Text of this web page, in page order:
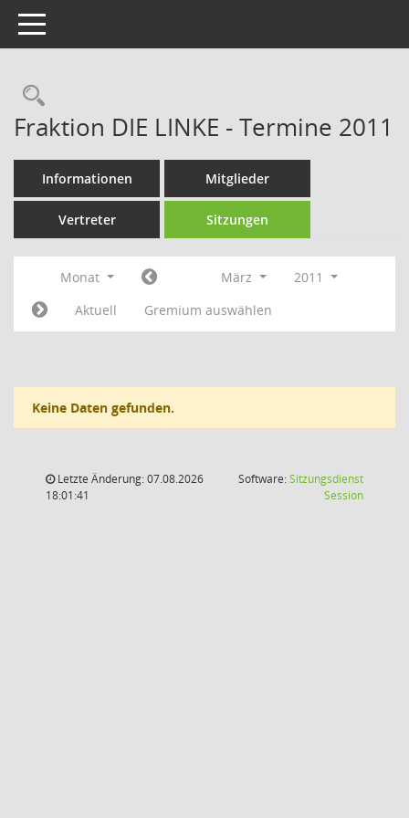
Toggle navigation
Rechercheauswahl
Fraktion DIE LINKE - Termine 2011
Informationen Mitglieder
Vertreter Sitzungen
Monat März
2011
Aktuell
Gremium auswählen
Keine Daten gefunden.
Letzte Änderung: 07.08.2026
18:01:41
Software:Sitzungsdienst
Session(Wird in